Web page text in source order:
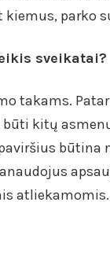
parko
sveikatai?
takams.
kitų
būtina
atliekamomis.